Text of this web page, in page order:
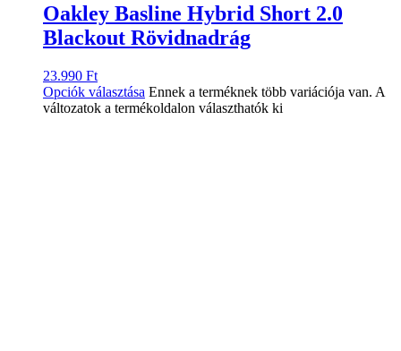
Oakley Basline Hybrid Short 2.0
Blackout Rövidnadrág
23.990 Ft
Opciók választása Ennek a terméknek több variációja van. A
változatok a termékoldalon választhatók ki